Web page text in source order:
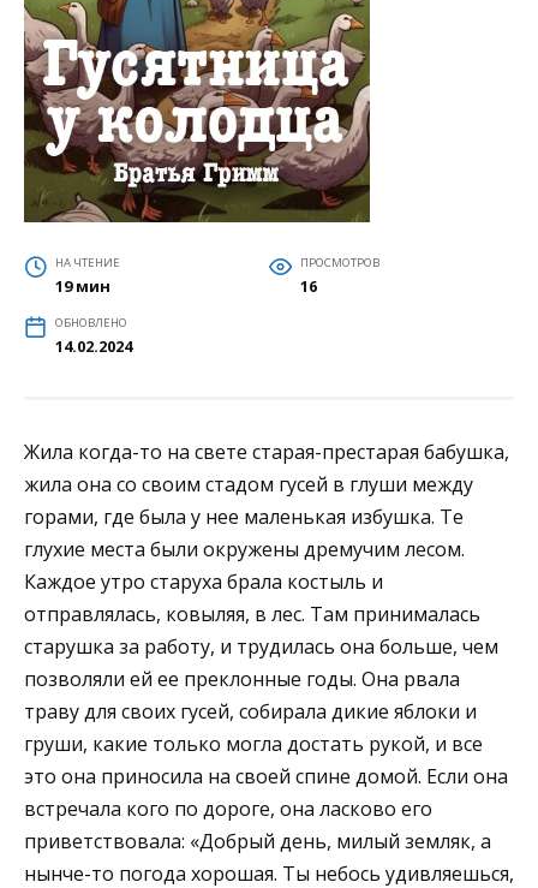
НА ЧТЕНИЕ
19 мин
ПРОСМОТРОВ
16
ОБНОВЛЕНО
14.02.2024
Жила когда-то на свете старая-престарая бабушка,
жила она со своим стадом гусей в глуши между
горами, где была у нее маленькая избушка. Те
глухие места были окружены дремучим лесом.
Каждое утро старуха брала костыль и
отправлялась, ковыляя, в лес. Там принималась
старушка за работу, и трудилась она больше, чем
позволяли ей ее преклонные годы. Она рвала
траву для своих гусей, собирала дикие яблоки и
груши, какие только могла достать рукой, и все
это она приносила на своей спине домой. Если она
встречала кого по дороге, она ласково его
приветствовала: «Добрый день, милый земляк, а
нынче-то погода хорошая. Ты небось удивляешься,